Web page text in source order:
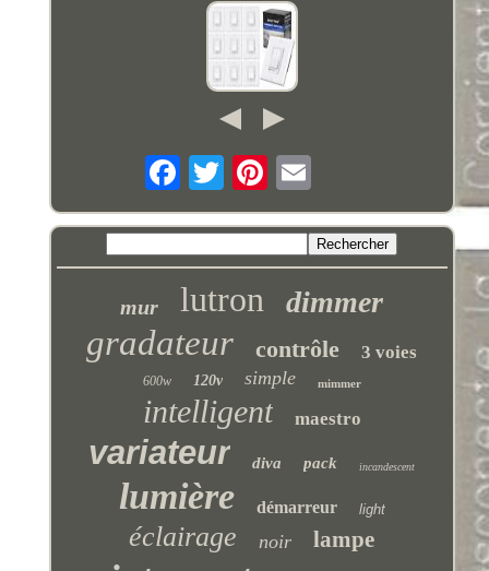
mur lutron dimmer
gradateur contrôle 3 voies
600w 120v simple mimmer
intelligent maestro
variateur diva pack incandescent
lumière démarreur light
éclairage noir lampe